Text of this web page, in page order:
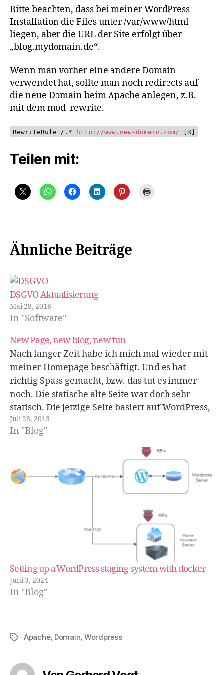
Bitte beachten, dass bei meiner WordPress
Installation die Files unter /var/www/html
liegen, aber die URL der Site erfolgt über
„blog.mydomain.de“.
Wenn man vorher eine andere Domain
verwendet hat, sollte man noch redirects auf
die neue Domain beim Apache anlegen, z.B.
mit dem mod_rewrite.
RewriteRule /.* http://www.new-domain.com/ [R]
Teilen mit:
Ähnliche Beiträge
DSGVO Aktualisierung
Mai 28, 2018
In "Software"
New Page, new blog, new fun
Nach langer Zeit habe ich mich mal wieder mit
meiner Homepage beschäftigt. Und es hat
richtig Spass gemacht, bzw. das tut es immer
noch. Die statische alte Seite war doch sehr
statisch. Die jetzige Seite basiert auf WordPress,
dem Standard für Blogs. Aber WordPress kann
noch viel mehr, es ist…
Juli 28, 2013
In "Blog"
Setting up a WordPress staging system with docker
Juni 3, 2024
In "Blog"
Schlagwörter
Apache, Domain, Wordpress